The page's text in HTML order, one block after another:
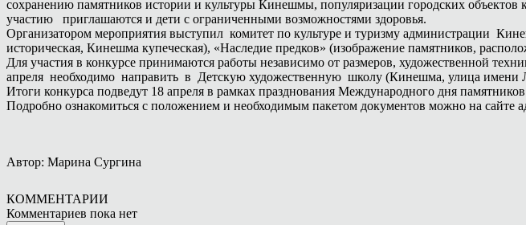
сохранению памятников истории и культуры Кинешмы, популяризации городских
участию приглашаются и дети с ограниченными возможностями здоровья.
Организатором мероприятия выступил комитет по культуре и туризму администрации
историческая, Кинешма купеческая), «Наследие предков» (изображение памятников,
Для участия в конкурсе принимаются работы независимо от размеров, художественной
апреля необходимо направить в Детскую художественную школу (Кинешма, улица имени
Итоги конкурса подведут 18 апреля в рамках празднования Международного дня
Подробно ознакомиться с положением и необходимым пакетом документов можно на
Автор: Марина Сургина
КОММЕНТАРИИ
Комментариев пока нет